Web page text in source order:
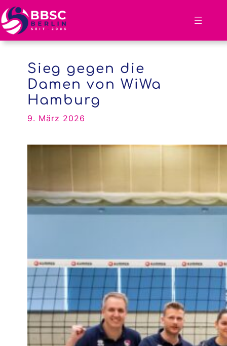
Zum
Inhalt
springen
Sieg gegen die
Damen von WiWa
Hamburg
9. März 2026